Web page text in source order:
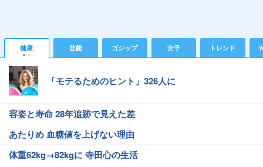
健康 芸能 ゴシップ 女子 トレンド
「モテるためのヒント」326人に
容姿と寿命 28年追跡で見えた差
あたりめ 血糖値を上げない理由
体重62kg→82kgに 寺田心の生活